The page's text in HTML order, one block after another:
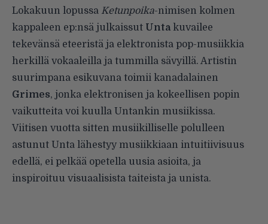
Lokakuun lopussa Ketunpoika-nimisen kolmen
kappaleen ep:nsä julkaissut Untakuvailee
tekevänsä eteeristä ja elektronista pop-musiikkia
herkillä vokaaleilla ja tummilla sävyillä. Artistin
suurimpana esikuvana toimii kanadalainen
Grimes, jonka elektronisen ja kokeellisen popin
vaikutteita voi kuulla Untankin musiikissa.
Viitisen vuotta sitten musiikilliselle polulleen
astunut Unta lähestyy musiikkiaan intuitiivisuus
edellä, ei pelkää opetella uusia asioita, ja
inspiroituu visuaalisista taiteista ja unista.